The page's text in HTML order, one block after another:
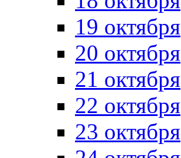
19 октября
20 октября
21 октября
22 октября
23 октября